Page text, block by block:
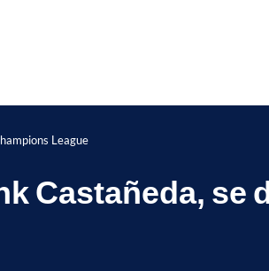
League
Castañeda, se